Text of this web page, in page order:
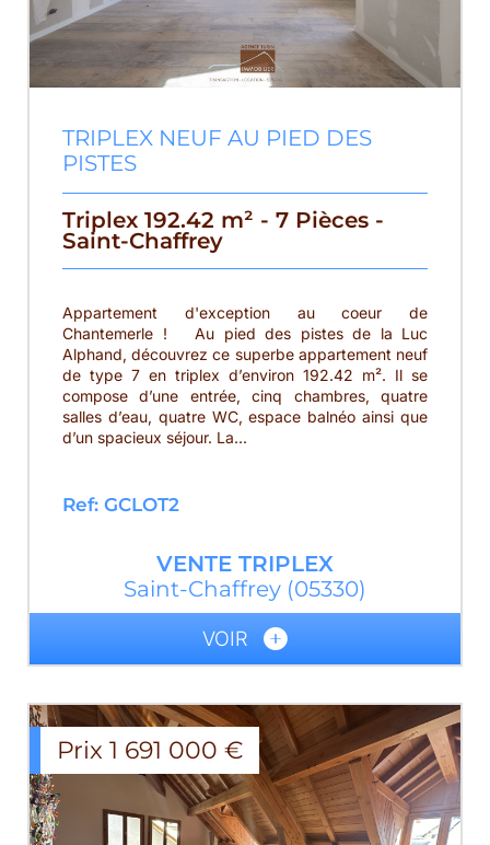
TRIPLEX NEUF AU PIED DES
PISTES
Triplex 192.42 m² - 7 Pièces -
Saint-Chaffrey
Appartement d'exception au coeur de
Chantemerle ! Au pied des pistes de la Luc
Alphand, découvrez ce superbe appartement neuf
de type 7 en triplex d’environ 192.42 m². Il se
compose d’une entrée, cinq chambres, quatre
salles d’eau, quatre WC, espace balnéo ainsi que
d’un spacieux séjour. La...
Ref: GCLOT2
VENTE TRIPLEX
Saint-Chaffrey (05330)
VOIR
Prix 1 691 000 €